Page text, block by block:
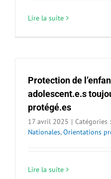
Lire la suite
Protection de
adolescent.e.s
protégé.es
17 avril 2025 | Catégories :
Nationales,Orientations
Lire la suite